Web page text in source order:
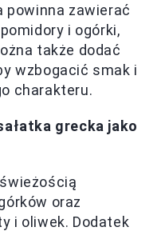
powinna zawierać
i ogórki,
także dodać
wzbogacić smak i
charakteru.
grecka jako
oraz
i oliwek. Dodatek